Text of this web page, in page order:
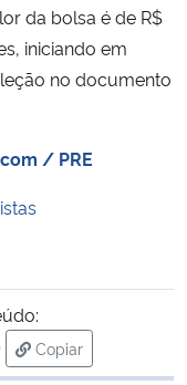
da bolsa é de R$
iniciando em
no documento
/ PRE
Copiar
para área de